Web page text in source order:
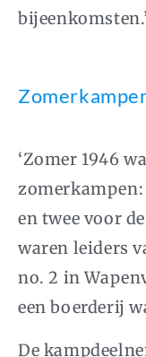
bijeenkomsten.’
‘Zomer 1946
en twee voor
waren leiders
no. 2 in
een boerderij
De